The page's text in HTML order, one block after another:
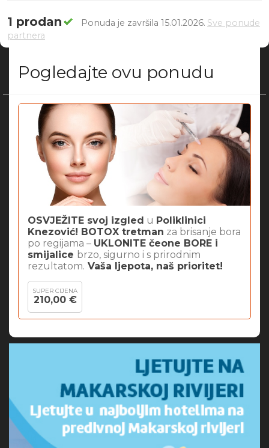
1 prodan Ponuda je završila 15.01.2026. Sve ponude
partnera
Pogledajte ovu ponudu
OSVJEŽITE svoj izgled u Poliklinici
Knezović! BOTOX tretman za brisanje bora
po regijama – UKLONITE čeone BORE i
smijalice brzo, sigurno i s prirodnim
rezultatom. Vaša ljepota, naš prioritet!
SUPER CIJENA
210,00 €